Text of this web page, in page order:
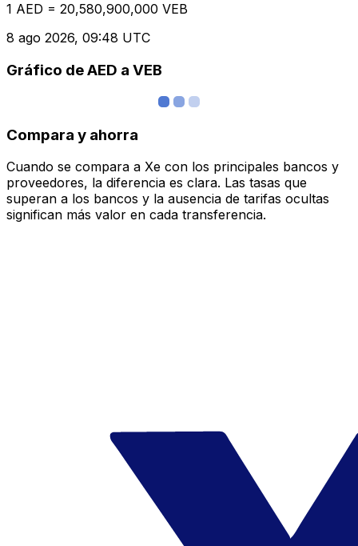
1 AED = 20,580,900,000 VEB
8 ago 2026, 09:48 UTC
Gráfico de AED a VEB
Compara y ahorra
Cuando se compara a Xe con los principales bancos y
proveedores, la diferencia es clara. Las tasas que
superan a los bancos y la ausencia de tarifas ocultas
significan más valor en cada transferencia.